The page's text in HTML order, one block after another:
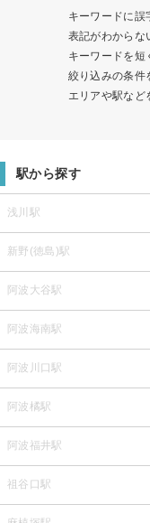
キーワードに誤
表記がわからな
キーワードを短
絞り込みの条件
エリアや駅など
駅から探す
浅川駅
新野(徳島)駅
阿波大谷駅
阿波海南駅
阿波川口駅
阿波橘駅
阿波福井駅
祖谷口駅